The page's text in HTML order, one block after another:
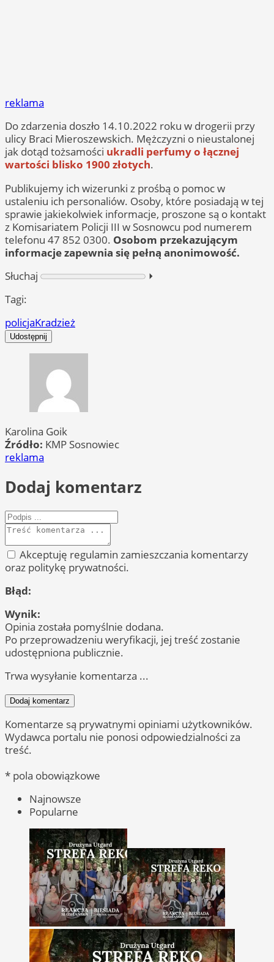
reklama
Do zdarzenia doszło 14.10.2022 roku w drogerii przy
ulicy Braci Mieroszewskich. Mężczyzni o nieustalonej
jak dotąd tożsamości ukradli perfumy o łącznej
wartości blisko 1900 złotych.
Publikujemy ich wizerunki z prośbą o pomoc w
ustaleniu ich personaliów. Osoby, które posiadają w tej
sprawie jakiekolwiek informacje, proszone są o kontakt
z Komisariatem Policji III w Sosnowcu pod numerem
telefonu 47 852 0300. Osobom przekazującym
informacje zapewnia się pełną anonimowość.
Słuchaj
⏵︎
Tagi:
policjaKradzież
Udostępnij
Karolina Goik
Źródło: KMP Sosnowiec
reklama
Dodaj komentarz
Akceptuję regulamin zamieszczania komentarzy
oraz politykę prywatności.
Błąd:
Wynik:
Opinia została pomyślnie dodana.
Po przeprowadzeniu weryfikacji, jej treść zostanie
udostępniona publicznie.
Trwa wysyłanie komentarza ...
Dodaj komentarz
Komentarze są prywatnymi opiniami użytkowników.
Wydawca portalu nie ponosi odpowiedzialności za
treść.
* pola obowiązkowe
Najnowsze
Popularne